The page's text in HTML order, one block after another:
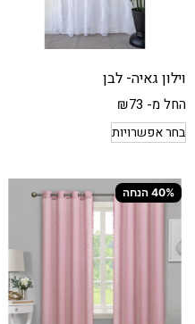
וילון גאיה- לבן
החל מ- ₪73
בחר אפשרויות
40% הנחה